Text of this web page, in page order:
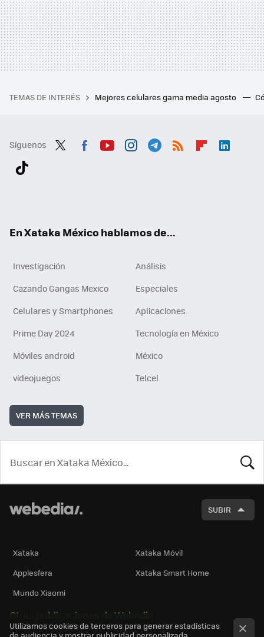
TEMAS DE INTERÉS Mejores celulares gama media agosto
Síguenos
En Xataka México hablamos de...
Investigación
Análisis
Cazando Gangas Mexico
Especiales
Celulares y Smartphones
Aplicaciones
Prime Day 2024
Tecnología en México
Móviles android
México
videojuegos
Telcel
VER MÁS TEMAS
SUBIR
Xataka
Xataka Móvil
Applesfera
Xataka Smart Home
Mundo Xiaomi
Otras publicaciones de Webedia
Utilizamos cookies de terceros para generar estadísticas